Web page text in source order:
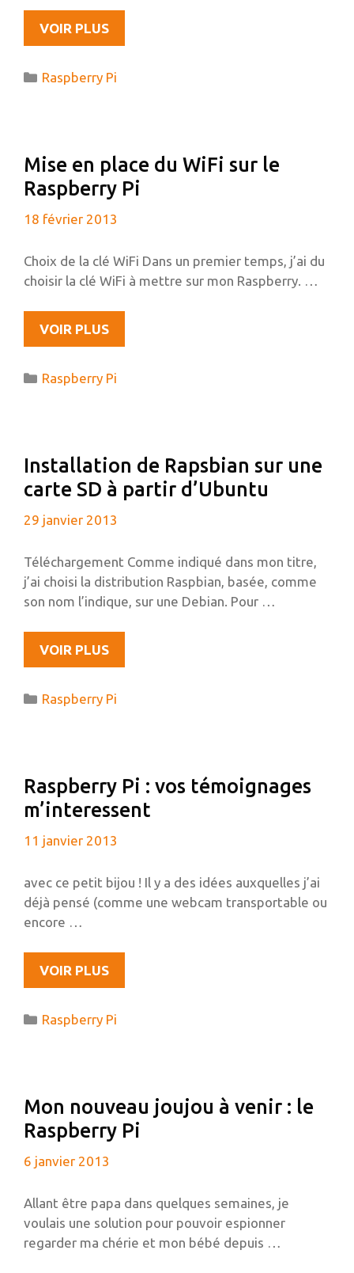
VOIR PLUSDIFFUSER
UNE
À
PI
(GRACE
MOTION)
Catégories
Raspberry Pi
Mise en place du WiFi sur le
Raspberry Pi
18 février 2013
Choix de la clé WiFi Dans un premier temps, j’ai du
choisir la clé WiFi à mettre sur mon Raspberry. …
VOIR PLUSMISE
EN
DU
RASPBERRY
PI
Catégories
Raspberry Pi
Installation de Rapsbian sur une
carte SD à partir d’Ubuntu
29 janvier 2013
Téléchargement Comme indiqué dans mon titre,
j’ai choisi la distribution Raspbian, basée, comme
son nom l’indique, sur une Debian. Pour …
VOIR PLUSINSTALLATION
DE
SUR
À
PARTIR
Catégories
Raspberry Pi
Raspberry Pi : vos témoignages
m’interessent
11 janvier 2013
avec ce petit bijou ! Il y a des idées auxquelles j’ai
déjà pensé (comme une webcam transportable ou
encore …
VOIR PLUSRASPBERRY
PI
VOS
Catégories
Raspberry Pi
Mon nouveau joujou à venir : le
Raspberry Pi
6 janvier 2013
Allant être papa dans quelques semaines, je
voulais une solution pour pouvoir espionner
regarder ma chérie et mon bébé depuis …